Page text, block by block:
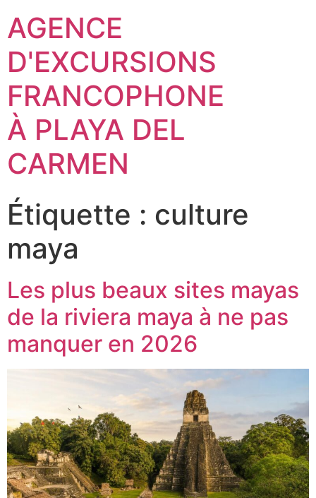
AGENCE
D'EXCURSIONS
FRANCOPHONE
À PLAYA DEL
CARMEN
Étiquette : culture
maya
Les plus beaux sites mayas
de la riviera maya à ne pas
manquer en 2026